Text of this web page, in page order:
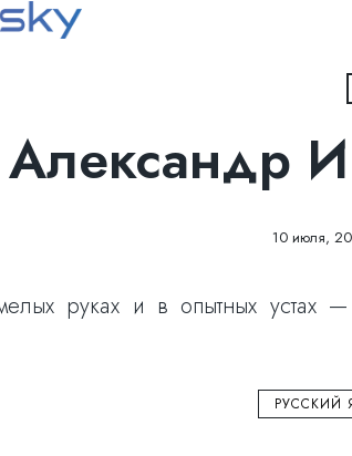
Александр
10 июля,
руках и в опытных устах
РУССКИЙ